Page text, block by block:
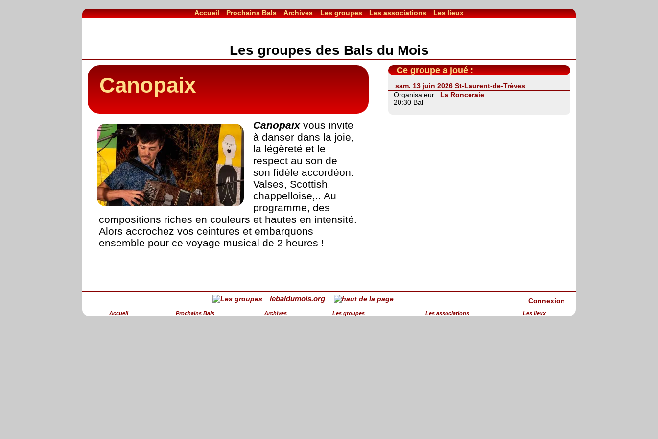
Accueil Prochains Bals Archives Les groupes Les associations Les lieux
Les groupes des Bals du Mois
Canopaix
Canopaixvous invite
à danser dans la joie,
la légèreté et le
respect au son de
son fidèle accordéon.
Valses, Scottish,
chappelloise,.. Au
programme, des
compositions riches en couleurs et hautes en intensité.
Alors accrochez vos ceintures et embarquons
ensemble pour ce voyage musical de 2 heures !
Ce groupe a joué :
sam. 13 juin 2026 St-Laurent-de-Trèves
Organisateur : La Ronceraie
20:30 Bal
Connexion
lebaldumois.org
Accueil Prochains Bals Archives Les groupes Les associations Les lieux